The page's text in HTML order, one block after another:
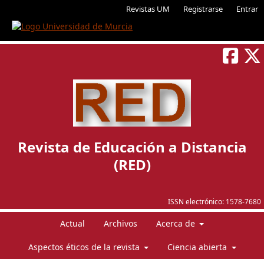
Revistas UM Registrarse Entrar
ISSN electrónico: 1578-7680
Revista de Educación a Distancia
(RED)
Actual Archivos Acerca de
Aspectos éticos de la revista Ciencia abierta